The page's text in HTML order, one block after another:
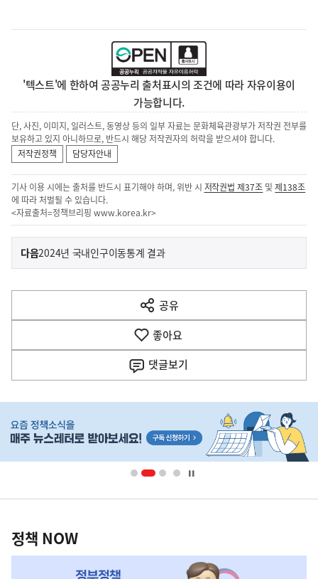
'텍스트'에 한하여 공공누리 출처표시의 조건에 따라 자유이용이
가능합니다.
단, 사진, 이미지, 일러스트, 동영상 등의 일부 자료는 문화체육관광부가 저작권 전부를
보유하고 있지 아니하므로, 반드시 해당 저작권자의 허락을 받으셔야 합니다.
저작권정책
담당자안내
기사 이용 시에는 출처를 반드시 표기해야 하며, 위반 시 저작권법 제37조 및제138조
에 따라 처벌될 수 있습니다.
<자료출처=정책브리핑 www.korea.kr>
이
전
다
음
다음기
2024년 국내인구이동통계 결과
공유
열
기
좋아요
댓글보기
단
영
책
NOW,
정책 NOW